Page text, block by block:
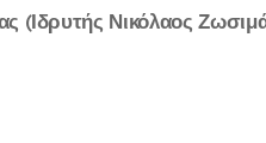
(Ιδρυτής Νικόλαος